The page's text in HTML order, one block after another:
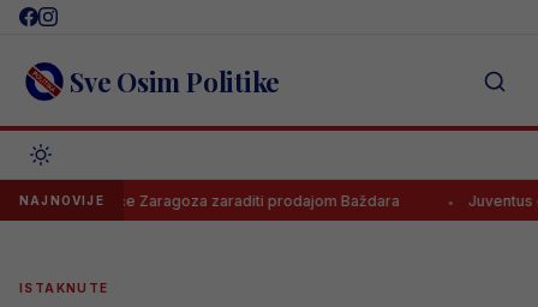
Skip
content Sve Osim Politike
NAJNOVIJE
će Zaragoza zaraditi prodajom Baždara Juventus odbio
ISTAKNUTE